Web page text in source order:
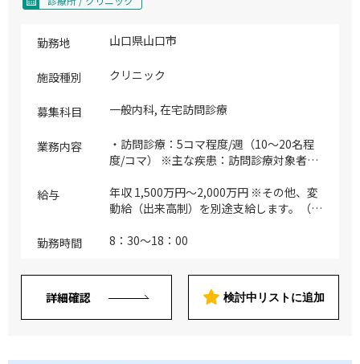
勤務地 山口県山口市
施設種別 クリニック
募集科目 一般内科, 在宅訪問診療
業務内容
・訪問診療：5コマ程度/週（10～20名程
度/コマ） ※主な疾患：訪問診療対象者の
（居宅を増やしていく予定） ※診療地
域：クリニックから約1～16Km圏内 ※診
ー1名体制で訪問 ・外来診療：5コマ程度/
科疾患全般、健診、予防接種 ・病棟管
理：3～5床程度 ※病床稼働率は90～95％
程度です ※入退院は8～12名/月程度です
※主に回復期の患者を対象とした、在宅復
給与
年収 1,500万円～2,000万円 ※その他、変
動給（出来高制）を別途支給します。（オ
験とご実績に応じて相談の上、決定いたし
勤務時間 8：30～18：00
詳細確認 検討中リストに追加